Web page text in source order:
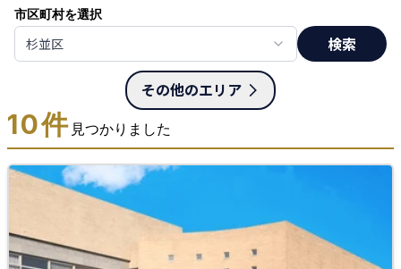
アフターサポート
会社概要
千葉県
北海道エリア
札幌市 函館市
市区町村を選択
杉並区 検索
その他のエリア
10件 見つかりました